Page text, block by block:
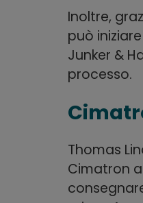
Inoltre,
può
Junker &
processo.
Thomas
Cimatron